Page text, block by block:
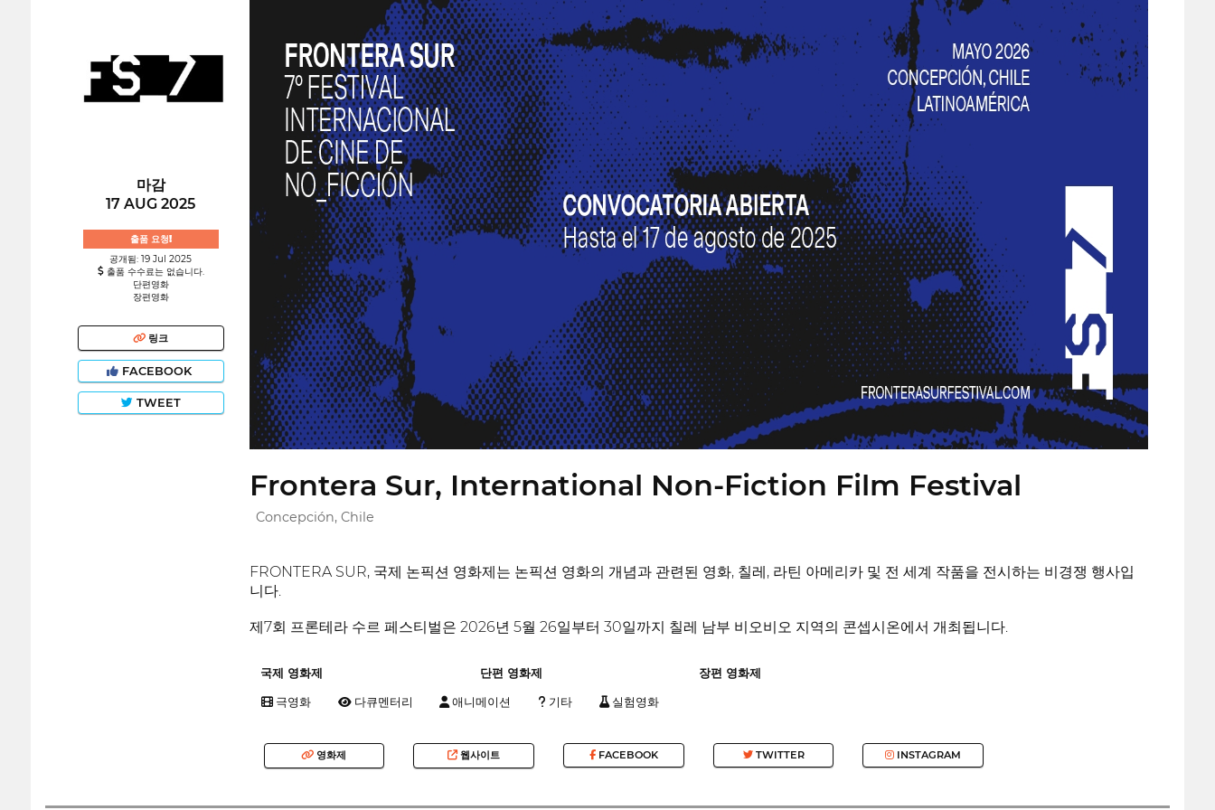
마감
17 AUG 2025
출품 요청!
공개됨: 19 Jul 2025
출품 수수료는 없습니다.
단편영화
장편영화
링크
FACEBOOK
TWEET
Frontera Sur, International Non-Fiction Film Festival
Concepción, Chile
FRONTERA SUR, 국제 논픽션 영화제는 논픽션 영화의 개념과 관련된 영화, 칠레, 라틴 아메리카 및 전 세계 작품을 전시하는 비경쟁 행사입
니다.
제7회 프론테라 수르 페스티벌은 2026년 5월 26일부터 30일까지 칠레 남부 비오비오 지역의 콘셉시온에서 개최됩니다.
국제 영화제 단편 영화제 장편 영화제
극영화 다큐멘터리 애니메이션 기타 실험영화
영화제 웹사이트 FACEBOOK TWITTER INSTAGRAM